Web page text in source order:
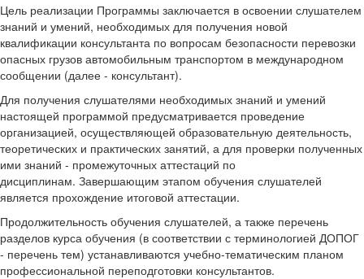
Цель реализации Программы заключается в освоении слушателем
знаний и умений, необходимых для получения новой
квалификации консультанта по вопросам безопасности перевозки
опасных грузов автомобильным транспортом в международном
сообщении (далее - консультант).
Для получения слушателями необходимых знаний и умений
настоящей программой предусматривается проведение
организацией, осуществляющей образовательную деятельность,
теоретических и практических занятий, а для проверки полученных
ими знаний - промежуточных аттестаций по
дисциплинам. Завершающим этапом обучения слушателей
является прохождение итоговой аттестации.
Продолжительность обучения слушателей, а также перечень
разделов курса обучения (в соответствии с терминологией ДОПОГ
- перечень тем) устанавливаются учебно-тематическим планом
профессиональной переподготовки консультантов.